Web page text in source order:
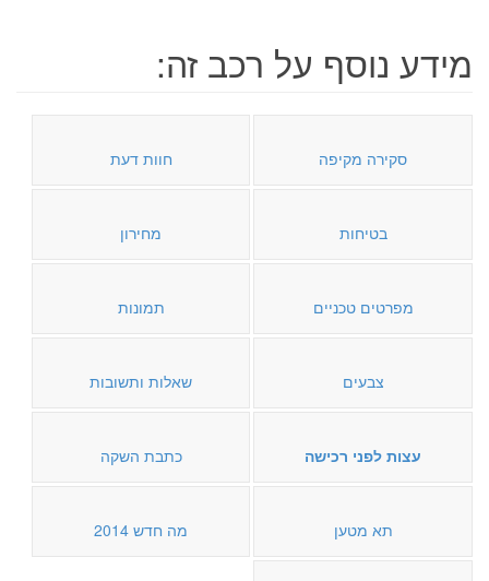
מידע נוסף על רכב זה:
סקירה מקיפה חוות דעת
בטיחות מחירון
מפרטים טכניים תמונות
צבעים שאלות ותשובות
עצות לפני רכישה כתבת השקה
תא מטען מה חדש 2014